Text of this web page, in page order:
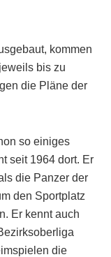
kommen
bis zu
die Pläne der
so einiges
seit 1964 dort. Er
die Panzer der
den Sportplatz
Er kennt auch
die